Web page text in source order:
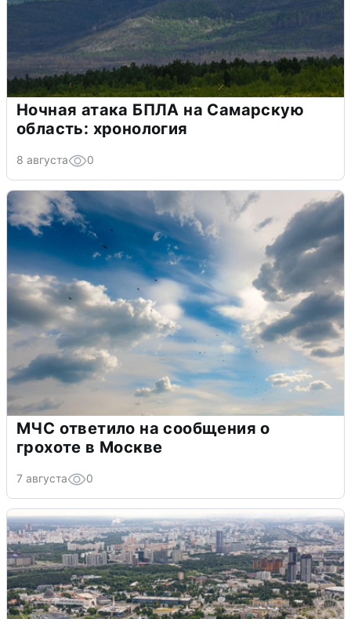
Ночная атака БПЛА на Самарскую
область: хронология
8 августа 0
МЧС ответило на сообщения о
грохоте в Москве
7 августа 0